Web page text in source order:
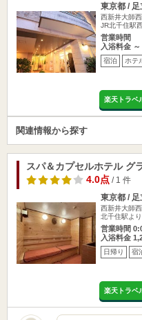
東京都 / 足
西新井大師
JR北千住駅
営業時間
入浴料金 ～
宿泊 ホテ
楽天トラベ
関連情報から探す
スパ＆カプセルホテル グ
4.0点/ 1 件
東京都 / 足
西新井大師
北千住駅よ
営業時間
入浴料金
日帰り 宿
楽天トラベ